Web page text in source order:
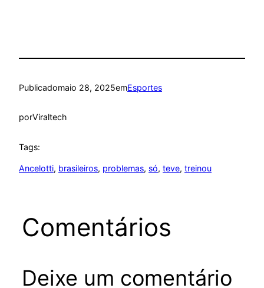
Publicadomaio 28, 2025emEsportes
porViraltech
Tags:
Ancelotti, brasileiros, problemas, só, teve, treinou
Comentários
Deixe um comentário